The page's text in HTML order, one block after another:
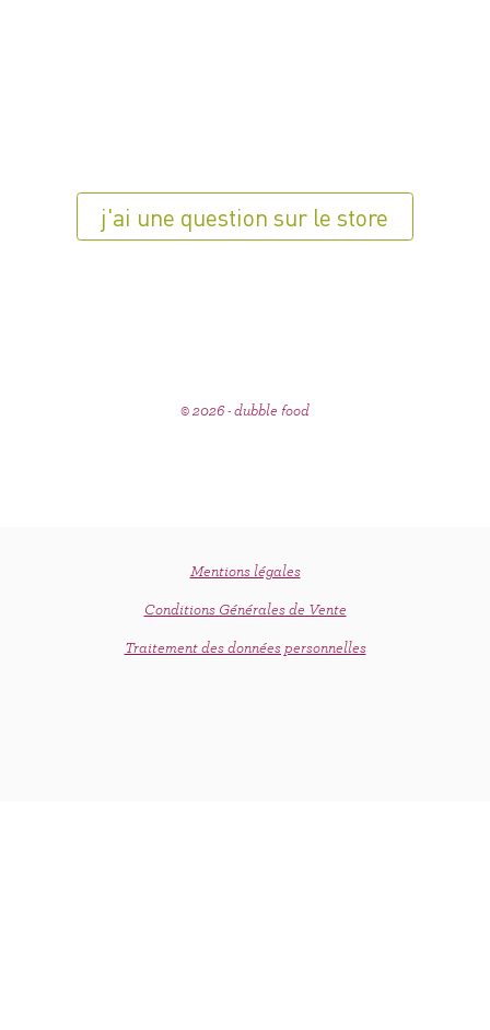
j'ai une question sur le store
Mentions légales
Conditions Générales de Vente
© 2026 - dubble food
Traitement des données personnelles